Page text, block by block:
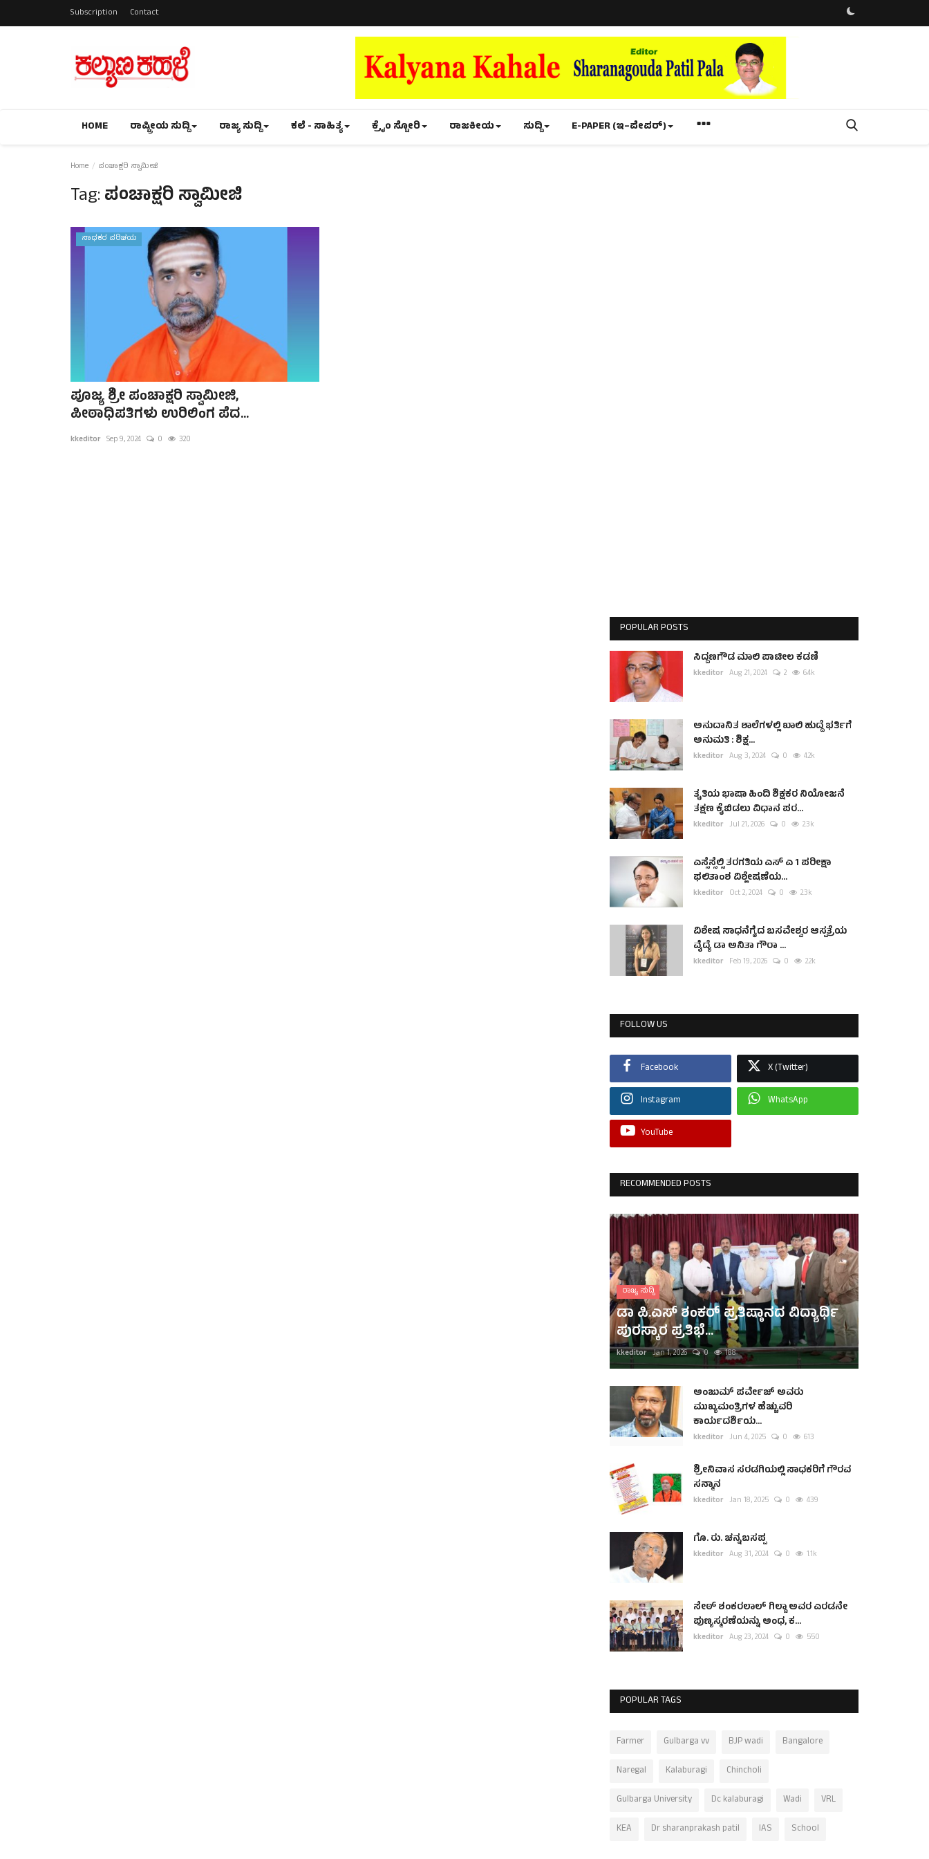
Subscription Contact
HOME ರಾಷ್ಟ್ರೀಯ ಸುದ್ದಿ ರಾಜ್ಯ ಸುದ್ದಿ ಕಲೆ - ಸಾಹಿತ್ಯ ಕ್ರೈಂ ಸ್ಟೋರಿ ರಾಜಕೀಯ ಸುದ್ದಿ E-PAPER (ಇ–ಪೇಪರ್‌)
Home ಪಂಚಾಕ್ಷರಿ ಸ್ವಾಮೀಜಿ
Tag:ಪಂಚಾಕ್ಷರಿ ಸ್ವಾಮೀಜಿ
ಸಾಧಕರ ಪರಿಚಯ
ಪೂಜ್ಯ ಶ್ರೀ ಪಂಚಾಕ್ಷರಿ ಸ್ವಾಮೀಜಿ,
ಪೀಠಾಧಿಪತಿಗಳು ಉರಿಲಿಂಗ ಪೆದ...
kkeditor Sep 9, 2024 0 320
POPULAR POSTS
ಸಿದ್ದಣಗೌಡ ಮಾಲಿ ಪಾಟೀಲ ಕಡಣಿ
kkeditor Aug 21, 2024 2 6.4k
ಅನುದಾನಿತ ಶಾಲೆಗಳಲ್ಲಿ ಖಾಲಿ ಹುದ್ದೆ ಭರ್ತಿಗೆ
ಅನುಮತಿ : ಶಿಕ್ಷ...
kkeditor Aug 3, 2024 0 4.2k
ತೃತಿಯ ಭಾಷಾ ಹಿಂದಿ ಶಿಕ್ಷಕರ ನಿಯೋಜನೆ
ತಕ್ಷಣ ಕೈಬಿಡಲು ವಿಧಾನ ಪರ...
kkeditor Jul 21, 2026 0 2.3k
ಎಸ್ಸೆಸ್ಸೆಲ್ಸಿ ತರಗತಿಯ ಎಸ್ ಎ 1 ಪರೀಕ್ಷಾ
ಫಲಿತಾಂಶ ವಿಶ್ಲೇಷಣೆಯ...
kkeditor Oct 2, 2024 0 2.3k
ವಿಶೇಷ ಸಾಧನೆಗೈದ ಬಸವೇಶ್ವರ ಆಸ್ಪತ್ರೆಯ
ವೈದ್ಯೆ ಡಾ ಅನಿತಾ ಗೌರಾ ...
kkeditor Feb 19, 2026 0 2.2k
FOLLOW US
Facebook X (Twitter)
Instagram WhatsApp
YouTube
RECOMMENDED POSTS
ರಾಜ್ಯ ಸುದ್ದಿ
ಡಾ ಪಿ.ಎಸ್ ಶಂಕರ್ ಪ್ರತಿಷ್ಠಾನದ ವಿದ್ಯಾರ್ಥಿ
ಪುರಸ್ಕಾರ ಪ್ರತಿಭೆ...
kkeditor Jan 1, 2026 0 188
ಅಂಜುಮ್ ಪರ್ವೇಜ್ ಅವರು
ಮುಖ್ಯಮಂತ್ರಿಗಳ ಹೆಚ್ಚುವರಿ
ಕಾರ್ಯದರ್ಶಿಯ...
kkeditor Jun 4, 2025 0 613
ಶ್ರೀನಿವಾಸ ಸರಡಗಿಯಲ್ಲಿ ಸಾಧಕರಿಗೆ ಗೌರವ
ಸನ್ಮಾನ
kkeditor Jan 18, 2025 0 439
ಗೊ. ರು. ಚನ್ನಬಸಪ್ಪ
kkeditor Aug 31, 2024 0 1.1k
ಸೇಠ್ ಶಂಕರಲಾಲ್ ಗಿಲ್ಡಾ ಅವರ ಎರಡನೇ
ಪುಣ್ಯಸ್ಮರಣೆಯನ್ನು ಅಂಧ, ಕ...
kkeditor Aug 23, 2024 0 550
POPULAR TAGS
Farmer Gulbarga vv BJP wadi
Bangalore
Naregal
Kalaburagi
Chincholi
Gulbarga University
Dc kalaburagi Wadi
VRL
KEA
Dr sharanprakash patil IAS School